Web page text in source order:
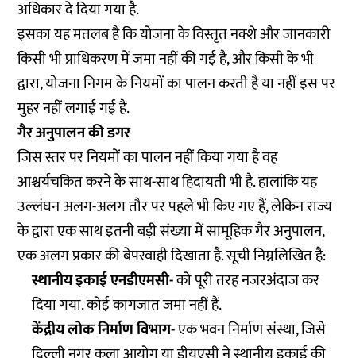
अधिकार दे दिया गया है.
इसका यह मतलब है कि योजना के विस्तृत नक्शे और जानकारी
किसी भी प्राधिकरण में जमा नहीं की गई है, और किसी के भी
द्वारा, योजना निगम के नियमों का पालन करती है या नहीं इस पर
मुहर नहीं लगाई गई है.
गैर अनुपालन की डगर
जिस स्तर पर नियमों का पालन नहीं किया गया है वह
आश्चर्यचकित करने के साथ-साथ हिदायती भी है. हालांकि यह
उल्लंघन अलग-अलग तौर पर पहले भी किए गए हैं, लेकिन राज्य
के द्वारा एक साथ इतनी बड़ी संख्या में सामूहिक गैर अनुपालन,
एक अलग प्रकार की बेपरवाही दिखाता है. सूची निम्नलिखित है:
स्थानीय इकाई एनडीएमसी-को पूरी तरह नजरअंदाज कर
दिया गया. कोई कागजात जमा नहीं हैं.
केंद्रीय लोक निर्माण विभाग-एक भवन निर्माण संस्था, जिसे